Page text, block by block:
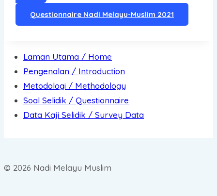
Questionnaire Nadi Melayu-Muslim 2021
Laman Utama / Home
Pengenalan / Introduction
Metodologi / Methodology
Soal Selidik / Questionnaire
Data Kaji Selidik / Survey Data
© 2026 Nadi Melayu Muslim